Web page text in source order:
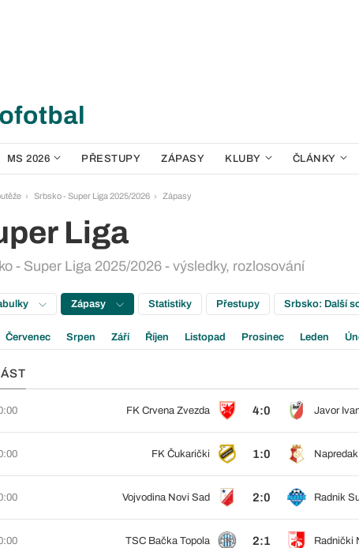
MS 2026 PŘESTUPY ZÁPASY KLUBY ČLÁNKY
Srbsko - Super Liga 2025/2026 Zápasy
Liga
- Super Liga 2025/2026 - výsledky, rozlosování
Zápasy Statistiky Přestupy Srbsko: Další
Červenec Srpen Září Říjen Listopad Prosinec Leden
FK Crvena Zvezda 4:0 Javor
FK Čukarički 1:0
Vojvodina Novi Sad 2:0 Radnik
TSC Bačka Topola 2:1 Radnički